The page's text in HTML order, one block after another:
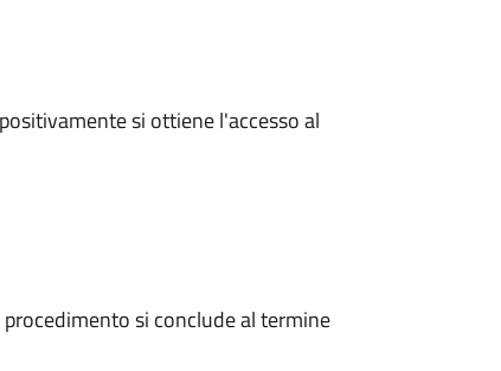
si ottiene l'accesso al
si conclude al termine